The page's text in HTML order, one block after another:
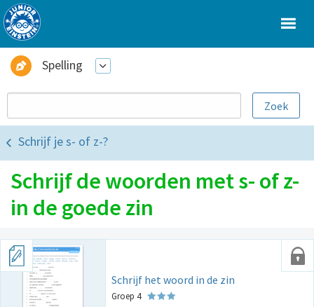
Spelling
Schrijf je s- of z-?
Schrijf de woorden met s- of z-
in de goede zin
Schrijf het woord in de zin
Groep 4